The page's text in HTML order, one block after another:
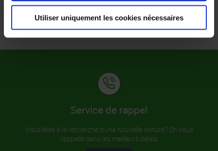
Utiliser uniquement les cookies nécessaires
Service de rappel
Vous êtes à la recherche d'une nouvelle voiture? On vous
rappelle dans les meilleurs délais